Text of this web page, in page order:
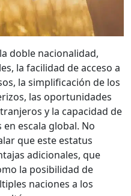
doble nacionalidad,
la facilidad de acceso a
la simplificación de los
las oportunidades
y la capacidad de
escala global. No
que este estatus
adicionales, que
la posibilidad de
naciones a los